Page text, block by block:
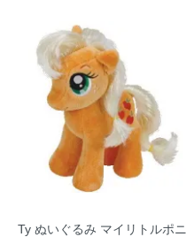
Ty ぬいぐるみ マイリトルポニ